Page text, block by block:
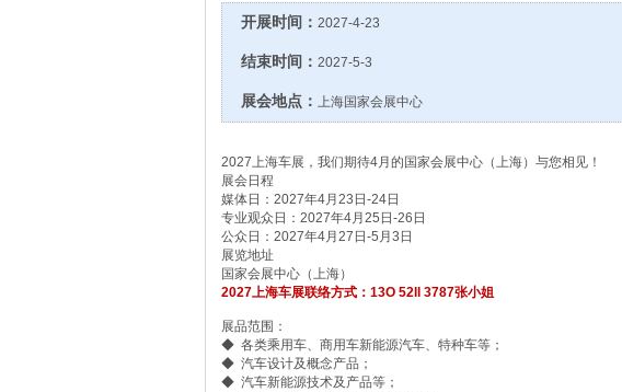
开展时间： 2027-4-23
结束时间： 2027-5-3
展会地点： 上海国家会展中心
2027上海车展，我们期待4月的国家会展中心（上海）与您相见！
展会日程
媒体日：2027年4月23日-24日
专业观众日：2027年4月25日-26日
公众日：2027年4月27日-5月3日
展览地址
国家会展中心（上海）
2027上海车展联络方式：13O 52ll 3787张小姐
展品范围：
◆ 各类乘用车、商用车新能源汽车、特种车等；
◆ 汽车设计及概念产品；
◆ 汽车新能源技术及产品等；